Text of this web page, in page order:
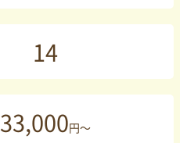
14
33,000円～